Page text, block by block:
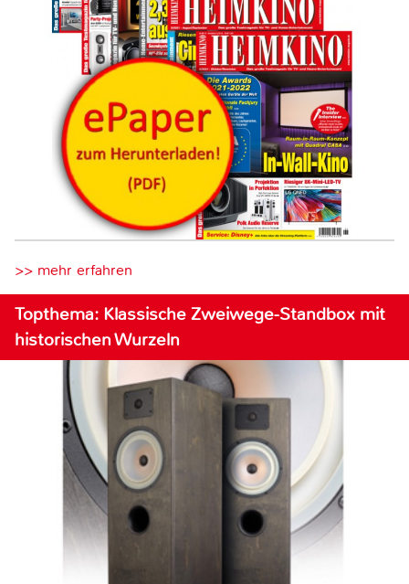
>> mehr erfahren
Topthema: Klassische Zweiwege-Standbox mit
historischen Wurzeln